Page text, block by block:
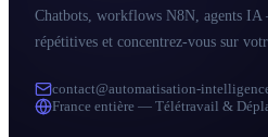
Chatbots, workflows N8N, agents IA
répétitives et concentrez-vous sur
contact@automatisation-
France entière — Télétravail &